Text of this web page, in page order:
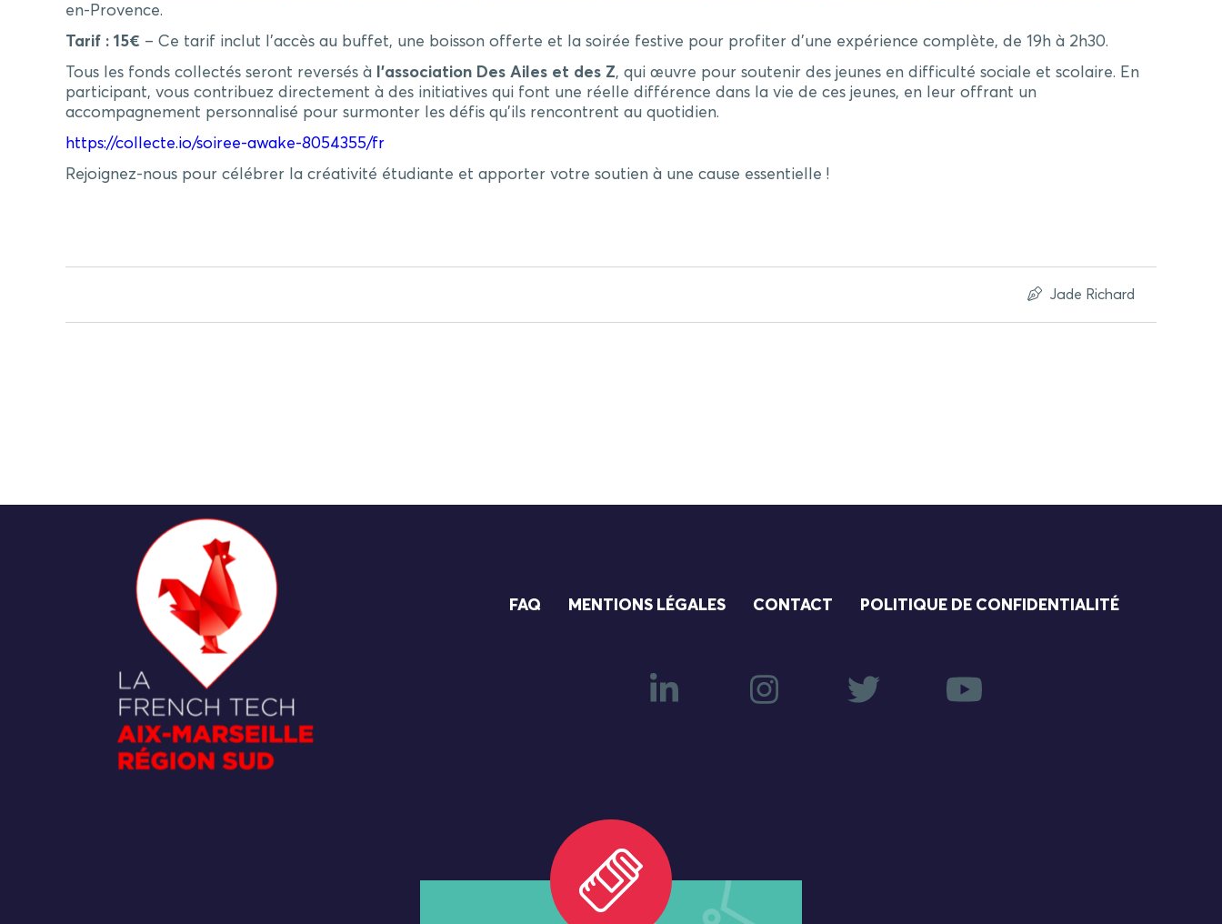
en-Provence.
Tarif : 15€ – Ce tarif inclut l’accès au buffet, une boisson offerte et la soirée festive pour profiter d’une expérience complète, de 19h à 2h30.
Tous les fonds collectés seront reversés à l’association Des Ailes et des Z, qui œuvre pour soutenir des jeunes en difficulté sociale et scolaire. En
participant, vous contribuez directement à des initiatives qui font une réelle différence dans la vie de ces jeunes, en leur offrant un
accompagnement personnalisé pour surmonter les défis qu’ils rencontrent au quotidien.
https://collecte.io/soiree-awake-8054355/fr
Rejoignez-nous pour célébrer la créativité étudiante et apporter votre soutien à une cause essentielle !
Jade Richard
FAQ MENTIONS LÉGALES CONTACT POLITIQUE DE CONFIDENTIALITÉ